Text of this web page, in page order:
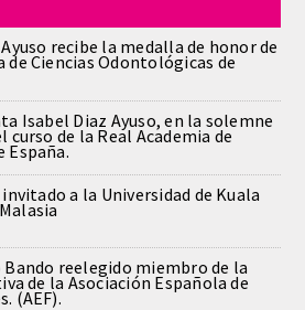
DE LA
recibe la medalla de honor de
de Ciencias Odontológicas de
Isabel Diaz Ayuso, en la solemne
curso de la Real Academia de
España.
a la Universidad de Kuala
Bando reelegido miembro de la
de la Asociación Española de
(AEF).